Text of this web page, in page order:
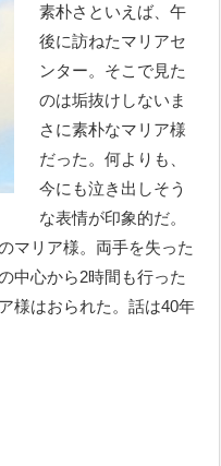
素朴さといえば、午
後に訪ねたマリアセ
ンター。そこで見た
のは垢抜けしないま
さに素朴なマリア様
だった。何よりも、
今にも泣き出しそう
な表情が印象的だ。
マリア様。両手を失った
中心から2時間も行った
様はおられた。話は40年